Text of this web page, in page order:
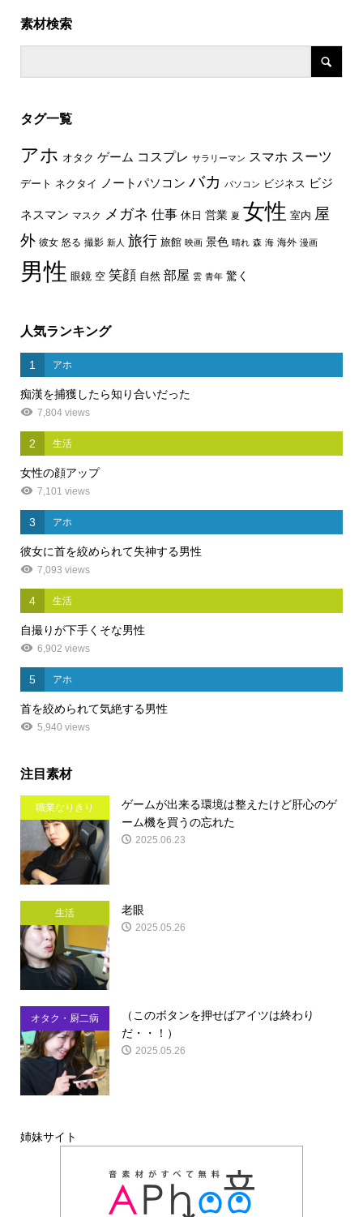
素材検索
タグ一覧
アホ オタク ゲーム コスプレ サラリーマン スマホ スーツ
デート ネクタイ ノートパソコン バカ パソコン ビジネス ビジ
ネスマン マスク メガネ 仕事 休日 営業 夏 女性 室内 屋
外 彼女 怒る 撮影 新人 旅行 旅館 映画 景色 晴れ 森 海 海外 漫画
男性 眼鏡 空 笑顔 自然 部屋 雲 青年 驚く
人気ランキング
1 アホ
痴漢を捕獲したら知り合いだった
7,804 views
2 生活
女性の顔アップ
7,101 views
3 アホ
彼女に首を絞められて失神する男性
7,093 views
4 生活
自撮りが下手くそな男性
6,902 views
5 アホ
首を絞められて気絶する男性
5,940 views
注目素材
職業なりきり
ゲームが出来る環境は整えたけど肝心のゲ
ーム機を買うの忘れた
2025.06.23
生活 老眼
2025.05.26
オタク・厨二病
（このボタンを押せばアイツは終わり
だ・・！）
2025.05.26
姉妹サイト